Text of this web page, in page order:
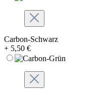
Carbon-Schwarz
+ 5,50 €